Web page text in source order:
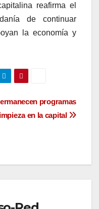
reafirma el
de continuar
la economía y
programas
en la capital